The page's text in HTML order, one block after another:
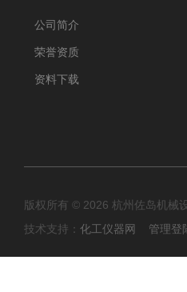
公司简介
荣誉资质
资料下载
版权所有 © 2026 杭州佐岛机械
技术支持： 化工仪器网 管理登